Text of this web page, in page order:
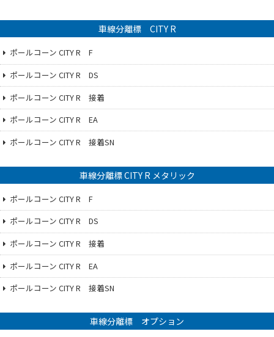
車線分離標 CITY R
ポールコーン CITY R F
ポールコーン CITY R DS
ポールコーン CITY R 接着
ポールコーン CITY R EA
ポールコーン CITY R 接着SN
車線分離標 CITY R メタリック
ポールコーン CITY R F
ポールコーン CITY R DS
ポールコーン CITY R 接着
ポールコーン CITY R EA
ポールコーン CITY R 接着SN
車線分離標 オプション